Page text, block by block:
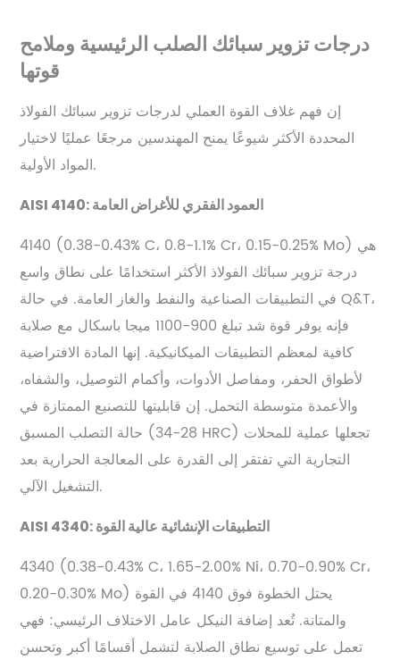
درجات تزوير سبائك الصلب الرئيسية وملامح
قوتها
إن فهم غلاف القوة العملي لدرجات تزوير سبائك الفولاذ
المحددة الأكثر شيوعًا يمنح المهندسين مرجعًا عمليًا لاختيار
المواد الأولية.
AISI 4140: العمود الفقري للأغراض العامة
4140 (0.38-0.43% C، 0.8-1.1% Cr، 0.15-0.25% Mo) هي
درجة تزوير سبائك الفولاذ الأكثر استخدامًا على نطاق واسع
في التطبيقات الصناعية والنفط والغاز العامة. في حالة Q&T،
فإنه يوفر قوة شد تبلغ 900-1100 ميجا باسكال مع صلابة
كافية لمعظم التطبيقات الميكانيكية. إنها المادة الافتراضية
لأطواق الحفر، ومفاصل الأدوات، وأكمام التوصيل، والشفاه،
والأعمدة متوسطة التحمل. إن قابليتها للتصنيع الممتازة في
حالة التصلب المسبق (28-34 HRC) تجعلها عملية للمحلات
التجارية التي تفتقر إلى القدرة على المعالجة الحرارية بعد
التشغيل الآلي.
AISI 4340: التطبيقات الإنشائية عالية القوة
4340 (0.38-0.43% C، 1.65-2.00% Ni، 0.70-0.90% Cr،
0.20-0.30% Mo) يحتل الخطوة فوق 4140 في القوة
والمتانة. تُعد إضافة النيكل عامل الاختلاف الرئيسي: فهي
تعمل على توسيع نطاق الصلابة لتشمل أقسامًا أكبر وتحسن